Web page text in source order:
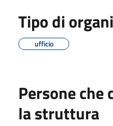
Tipo di
ufficio
Persone che
la struttura